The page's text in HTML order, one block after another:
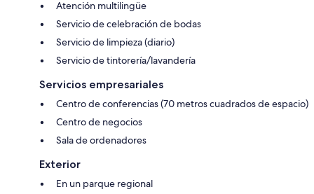
Atención multilingüe
Servicio de celebración de bodas
Servicio de limpieza (diario)
Servicio de tintorería/lavandería
Servicios empresariales
Centro de conferencias (70 metros cuadrados de espacio)
Centro de negocios
Sala de ordenadores
Exterior
En un parque regional